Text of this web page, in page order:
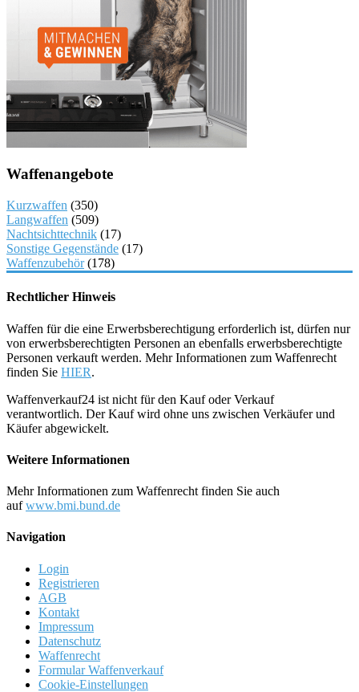
Waffenangebote
Kurzwaffen (350)
Langwaffen (509)
Nachtsichttechnik (17)
Sonstige Gegenstände (17)
Waffenzubehör(178)
Rechtlicher Hinweis
Waffen für die eine Erwerbsberechtigung erforderlich ist, dürfen nur
von erwerbsberechtigten Personen an ebenfalls erwerbsberechtigte
Personen verkauft werden. Mehr Informationen zum Waffenrecht
finden Sie HIER.
Waffenverkauf24 ist nicht für den Kauf oder Verkauf
verantwortlich. Der Kauf wird ohne uns zwischen Verkäufer und
Käufer abgewickelt.
Weitere Informationen
Mehr Informationen zum Waffenrecht finden Sie auch
aufwww.bmi.bund.de
Navigation
Login
Registrieren
AGB
Kontakt
Impressum
Datenschutz
Waffenrecht
Formular Waffenverkauf
Cookie-Einstellungen